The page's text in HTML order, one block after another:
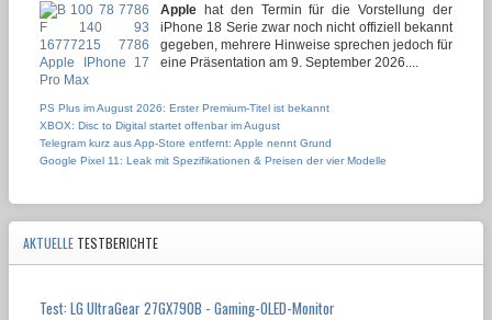
Apple hat den Termin für die Vorstellung der
iPhone 18 Serie zwar noch nicht offiziell bekannt
gegeben, mehrere Hinweise sprechen jedoch für
eine Präsentation am 9. September 2026....
PS Plus im August 2026: Erster Premium-Titel ist bekannt
XBOX: Disc to Digital startet offenbar im August
Telegram kurz aus App-Store entfernt: Apple nennt Grund
Google Pixel 11: Leak mit Spezifikationen & Preisen der vier Modelle
AKTUELLE TESTBERICHTE
Test: LG UltraGear 27GX790B - Gaming-OLED-Monitor